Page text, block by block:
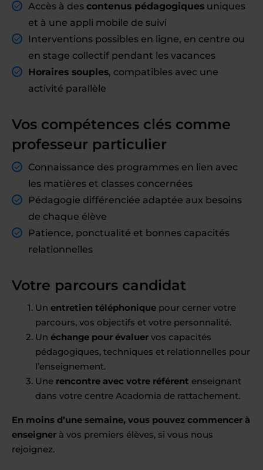
Accès à des contenus pédagogiques uniques
et à une appli mobile de suivi
Interventions possibles en ligne, en centre ou
en stage collectif pendant les vacances
Horaires souples, compatibles avec une
activité parallèle
Vos compétences clés comme
professeur particulier
Connaissance des programmes en lien avec
les matières et classes concernées
Pédagogie différenciée adaptée aux besoins
de chaque élève
Patience, ponctualité et bonnes capacités
relationnelles
Votre parcours candidat
Un entretien téléphonique pour cerner votre
parcours, vos objectifs et votre personnalité.
Un échange pour évaluer vos capacités
pédagogiques, techniques et relationnelles pour
l’enseignement.
Une rencontre avec votre référent enseignant
dans votre centre Acadomia de rattachement.
En moins d’une semaine, vous pouvez commencer à
enseigner à vos premiers élèves, si vous nous
rejoignez.